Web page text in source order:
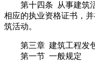
第十四条 从事建筑活
相应的执业资格证书，
筑活动。
第三章 建筑工程发
第一节 一般规定